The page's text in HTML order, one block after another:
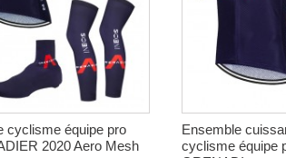
cyclisme équipe pro
2020 Aero Mesh
Ensemble
cyclisme équipe